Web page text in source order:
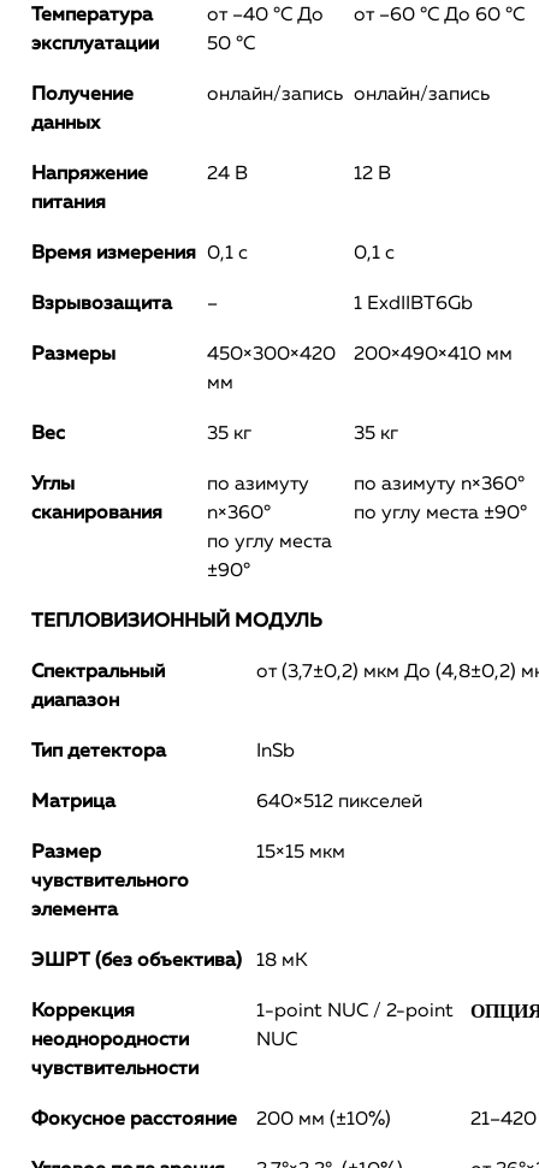
Температура
эксплуатации
от –40 °С До
50 °С
от –60 °С До 60 °С
Получение
данных
онлайн/запись онлайн/запись
Напряжение
питания
24 В 12 В
Время измерения 0,1 с 0,1 с
Взрывозащита – 1 ExdIIBT6Gb
Размеры
450×300×420
мм
200×490×410 мм
Вес 35 кг 35 кг
Углы
сканирования
по азимуту
n×360°
по углу места
±90°
по азимуту n×360°
по углу места ±90°
ТЕПЛОВИЗИОННЫЙ МОДУЛЬ
Спектральный
диапазон
от (3,7±0,2) мкм До (4,8±0,2)
Тип детектора InSb
Матрица 640×512 пикселей
Размер
чувствительного
элемента
15×15 мкм
ЭШРТ (без объектива) 18 мК
Коррекция
неоднородности
чувствительности
1-point NUC / 2-point
NUC
Фокусное расстояние 200 мм (±10%)